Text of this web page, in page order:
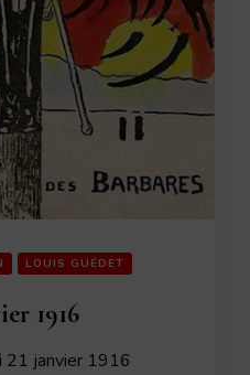
LOUIS GUÉDET
1916
21 janvier 1916